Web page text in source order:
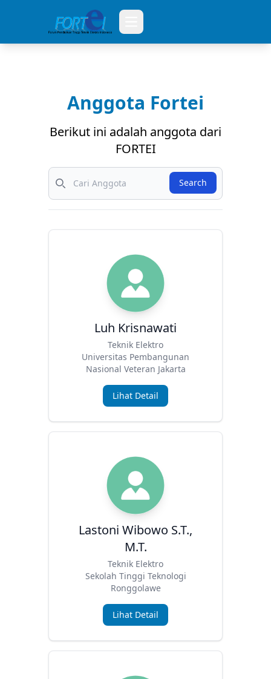
Anggota Fortei
Berikut ini adalah anggota dari
FORTEI
Search
Search
Luh Krisnawati
Teknik Elektro
Universitas Pembangunan
Nasional Veteran Jakarta
Lihat Detail
Lastoni Wibowo S.T.,
M.T.
Teknik Elektro
Sekolah Tinggi Teknologi
Ronggolawe
Lihat Detail